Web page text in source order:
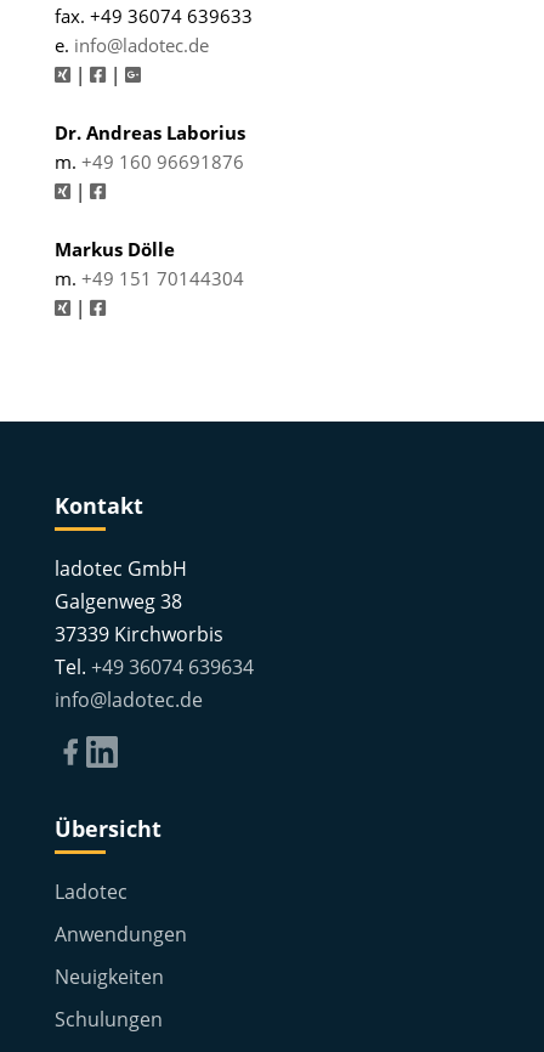
fax. +49 36074 639633
e. info@ladotec.de
|
|
Dr. Andreas Laborius
m. +49 160 96691876
|
Markus Dölle
m. +49 151 70144304
|
Kontakt
ladotec GmbH
Galgenweg 38
37339 Kirchworbis
Tel. +49 36074 639634
info@ladotec.de
Übersicht
Ladotec
Anwendungen
Neuigkeiten
Schulungen